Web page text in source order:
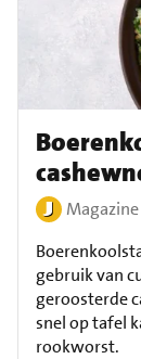
Magazine
gebruik van
geroosterde
snel op tafel
rookworst.